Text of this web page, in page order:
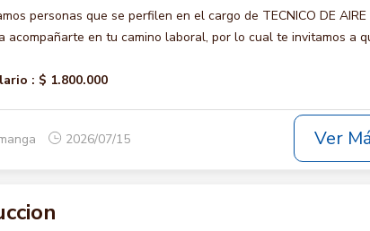
personas que se perfilen en el cargo de TECNICO DE AIRE
acompañarte en tu camino laboral, por lo cual te invitamos a
: $ 1.800.000
2026/07/15 Ver